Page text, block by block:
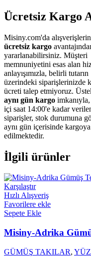
Ücretsiz Kargo
Misiny.com'da
ücretsiz kargo
yararlanabilirsiniz. Müşteri
memnuniyetini esas alan
anlayışımızla, belirli tutarın
üzerindeki siparişlerinizde
ücreti talep etmiyoruz.
aynı gün kargo
içi saat 14:00'e kadar
siparişler, stok durumuna
aynı gün içerisinde
edilmektedir.
İlgili ürünler
Karşılaştır
Hızlı Alışveriş
Favorilere ekle
Sepete Ekle
Misiny-Adrika
GÜMÜŞ TAKILAR,